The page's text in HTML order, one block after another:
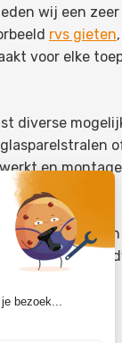
wij een
rvs gieten
voor elke
diverse
en
toepassing
en geven wij